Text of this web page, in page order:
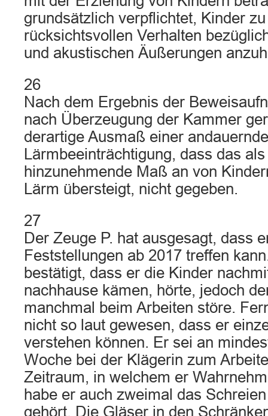
grundsätzlich verpflichtet, Kinder
rücksichtsvollen Verhalten
und akustischen Äußerungen
26
Nach dem Ergebnis der
nach Überzeugung der Kammer
derartige Ausmaß einer
Lärmbeeinträchtigung, dass das
hinzunehmende Maß an von
Lärm übersteigt, nicht gegeben.
27
Der Zeuge P. hat ausgesagt, dass
Feststellungen ab 2017 treffen
bestätigt, dass er die Kinder
nachhause kämen, hörte, jedoch
manchmal beim Arbeiten störe.
nicht so laut gewesen, dass er
verstehen können. Er sei an
Woche bei der Klägerin zum
Zeitraum, in welchem er
habe er auch zweimal das
gehört. Die Gläser in den